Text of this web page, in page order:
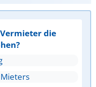
die